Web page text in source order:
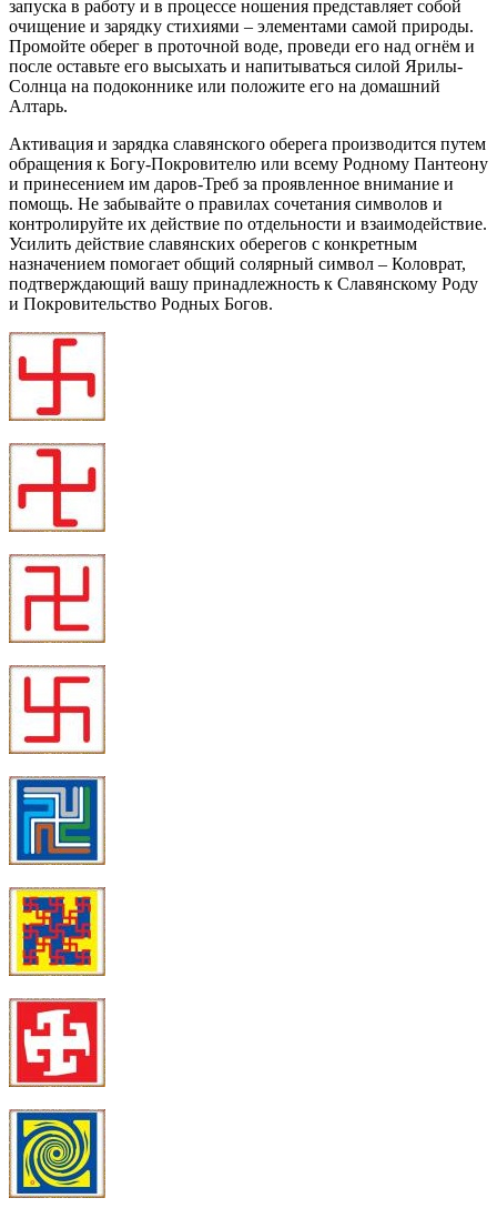
запуска в работу и в процессе ношения представляет собой
очищение и зарядку стихиями – элементами самой природы.
Промойте оберег в проточной воде, проведи его над огнём и
после оставьте его высыхать и напитываться силой Ярилы-
Солнца на подоконнике или положите его на домашний
Алтарь.
Активация и зарядка славянского оберега производится путем
обращения к Богу-Покровителю или всему Родному Пантеону
и принесением им даров-Треб за проявленное внимание и
помощь. Не забывайте о правилах сочетания символов и
контролируйте их действие по отдельности и взаимодействие.
Усилить действие славянских оберегов с конкретным
назначением помогает общий солярный символ – Коловрат,
подтверждающий вашу принадлежность к Славянскому Роду
и Покровительство Родных Богов.